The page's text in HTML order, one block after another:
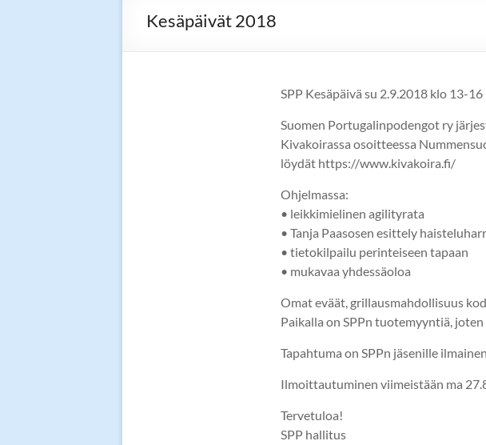
Kesäpäivät 2018
SPP Kesäpäivä su 2.9.2018 klo 13-16
Suomen Portugalinpodengot ry
Kivakoirassa osoitteessa
löydät https://www.kivakoira.fi/
Ohjelmassa:
• leikkimielinen agilityrata
• Tanja Paasosen esittely
• tietokilpailu perinteiseen tapaan
• mukavaa yhdessäoloa
Omat eväät, grillausmahdollisuus
Paikalla on SPPn tuotemyyntiä,
Tapahtuma on SPPn jäsenille
Ilmoittautuminen viimeistään ma
Tervetuloa!
SPP hallitus